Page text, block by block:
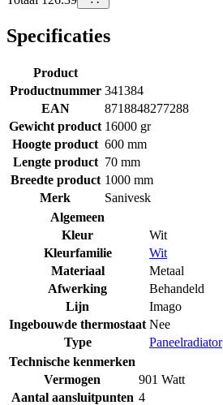
Specificaties
Product
Productnummer 341384
EAN
8718848277288
Gewicht product 16000 gr
Hoogte product 600 mm
Lengte product 70 mm
Breedte product 1000 mm
Merk
Sanivesk
Algemeen
Kleur
Wit
Kleurfamilie
Wit
Materiaal
Metaal
Afwerking
Behandeld
Lijn
Imago
Ingebouwde thermostaat Nee
Type
Paneelradiator
Technische kenmerken
Vermogen
901 Watt
Aantal aansluitpunten 4